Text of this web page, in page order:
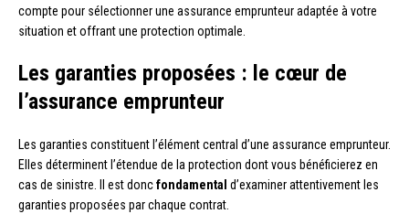
compte pour sélectionner une assurance emprunteur adaptée à votre
situation et offrant une protection optimale.
Les garanties proposées : le cœur de
l’assurance emprunteur
Les garanties constituent l’élément central d’une assurance emprunteur.
Elles déterminent l’étendue de la protection dont vous bénéficierez en
cas de sinistre. Il est doncfondamental d’examiner attentivement les
garanties proposées par chaque contrat.